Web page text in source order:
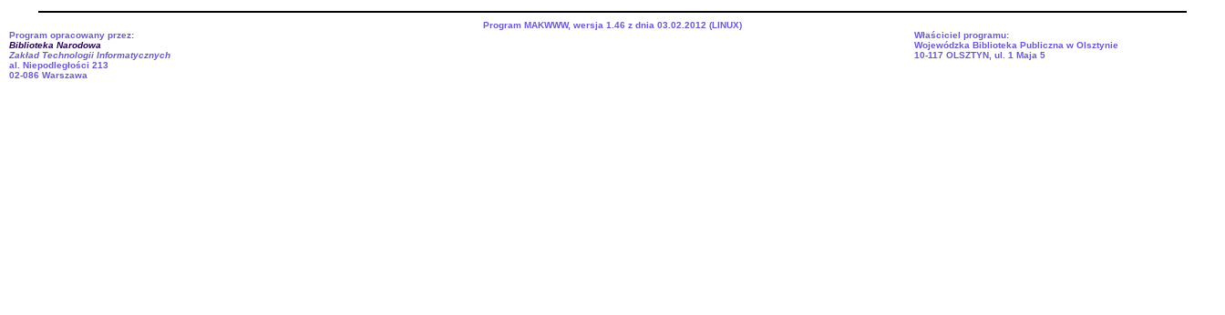
Program MAKWWW, wersja 1.46 z dnia 03.02.2012 (LINUX)
Program opracowany przez:
Właściciel programu:
Biblioteka Narodowa
Wojewódzka Biblioteka Publiczna w Olsztynie
Zakład Technologii Informatycznych
10-117 OLSZTYN, ul. 1 Maja 5
al. Niepodległości 213
02-086 Warszawa